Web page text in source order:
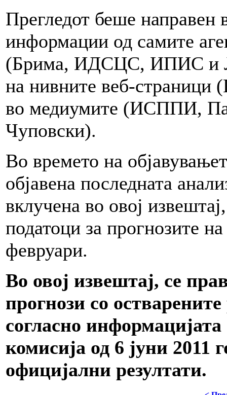
Прегледот беше направен
информации од самите
(Брима, ИДСЦС, ИПИС и
на нивните веб-страници
во медиумите (ИСППИ,
Чуповски).
Во времето на
објавена последната
вклучена во овој
податоци за прогнозите
февруари.
Во овој извештај, се
прогнози со
согласно
комисија од 6 јуни 2011
официјални резултати.